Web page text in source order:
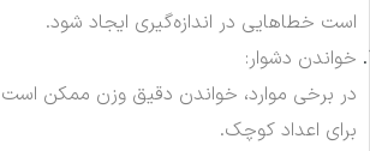
است خطاهایی در اندازه‌گیری ایجاد شود.
خواندن دشوار:
در برخی موارد، خواندن دقیق وزن ممکن است
برای اعداد کوچک.